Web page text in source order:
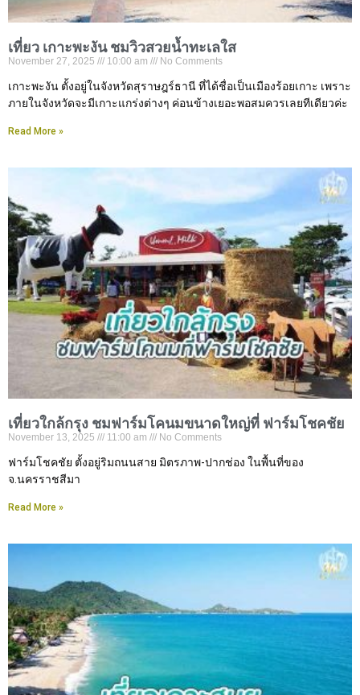
เที่ยว เกาะพะงัน ชมวิวสวยน้ำทะเลใส
November 27, 2025 10:00 am No Comments
เกาะพะงัน ตั้งอยู่ในจังหวัดสุราษฎร์ธานี ที่ได้ชื่อเป็นเมืองร้อยเกาะ เพราะ
ภายในจังหวัดจะมีเกาะแกร่งต่างๆ ค่อนข้างเยอะพอสมควรเลยทีเดียวค่ะ
Read More »
เที่ยวใกล้กรุง ชมฟาร์มโคนมขนาดใหญ่ที่ ฟาร์มโชคชัย
November 13, 2025 11:00 am No Comments
ฟาร์มโชคชัย ตั้งอยู่ริมถนนสาย มิตรภาพ-ปากช่อง ในพื้นที่ของ
จ.นครราชสีมา
Read More »